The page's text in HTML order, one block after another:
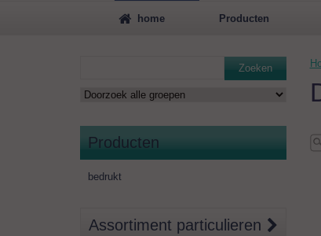
Maak
vrijblijvend een afspraak voor een
home Producten
Zoeken
Producten
bedrukt
Assortiment particulieren